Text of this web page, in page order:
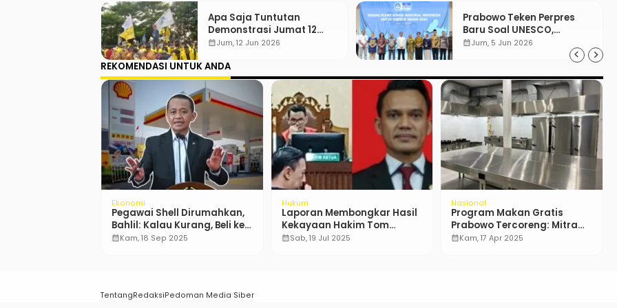
Apa Saja Tuntutan
Demonstrasi Jumat 12
Juni 2026?
calendar_monthJum, 12 Jun 2026
Prabowo Teken Perpres
Baru Soal UNESCO,
Tentang Apa?
calendar_monthJum, 5 Jun 2026
REKOMENDASI UNTUK ANDA
Ekonomi
Pegawai Shell Dirumahkan,
Bahlil: Kalau Kurang, Beli ke
Pertamina Saja
calendar_monthKam, 18 Sep 2025
Hukum
Laporan Membongkar Hasil
Kekayaan Hakim Tom
Lembong Rp4,3 M
calendar_monthSab, 19 Jul 2025
Nasional
Program Makan Gratis
Prabowo Tercoreng: Mitra
Dapur Tak Dibayar Rp1 Miliar
calendar_monthKam, 17 Apr 2025
TentangRedaksiPedoman Media Siber